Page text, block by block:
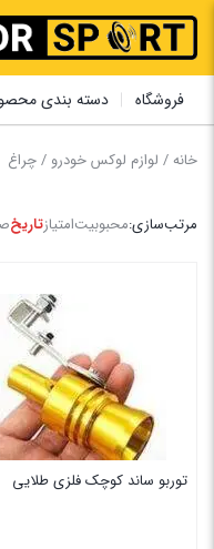
فروشگاه دسته بندی
خانه/ لوازم لوکس خودرو / چراغ
مرتب‌سازی:محبوبیتامتیازتاریخ
توربو ساند کوچک فلزی طلایی